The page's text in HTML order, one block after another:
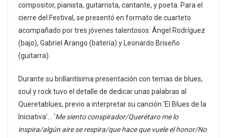
compositor, pianista, guitarrista, cantante, y poeta. Para el
cierre del Festival, se presentó en formato de cuarteto
acompañado por tres jóvenes talentosos: Ángel Rodríguez
(bajo), Gabriel Arango (batería) y Leonardo Briseño
(guitarra).
Durante su brillantísima presentación con temas de blues,
soul y rock tuvo el detalle de dedicar unas palabras al
Queretablues, previo a interpretar su canción ‘El Blues de la
Iniciativa’… ‘Me siento conspirador/Querétaro me lo
inspira/algún aire se respira/que hace que vuele el honor/No